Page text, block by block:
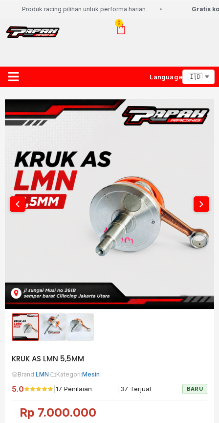
Produk racing pilihan untuk performa harian Gratis
0
Language
KRUK AS LMN 5,5MM
Brand:LMN· Kategori:Mesin
5.0 17 Penilaian 37 Terjual BARU
Rp 7.000.000